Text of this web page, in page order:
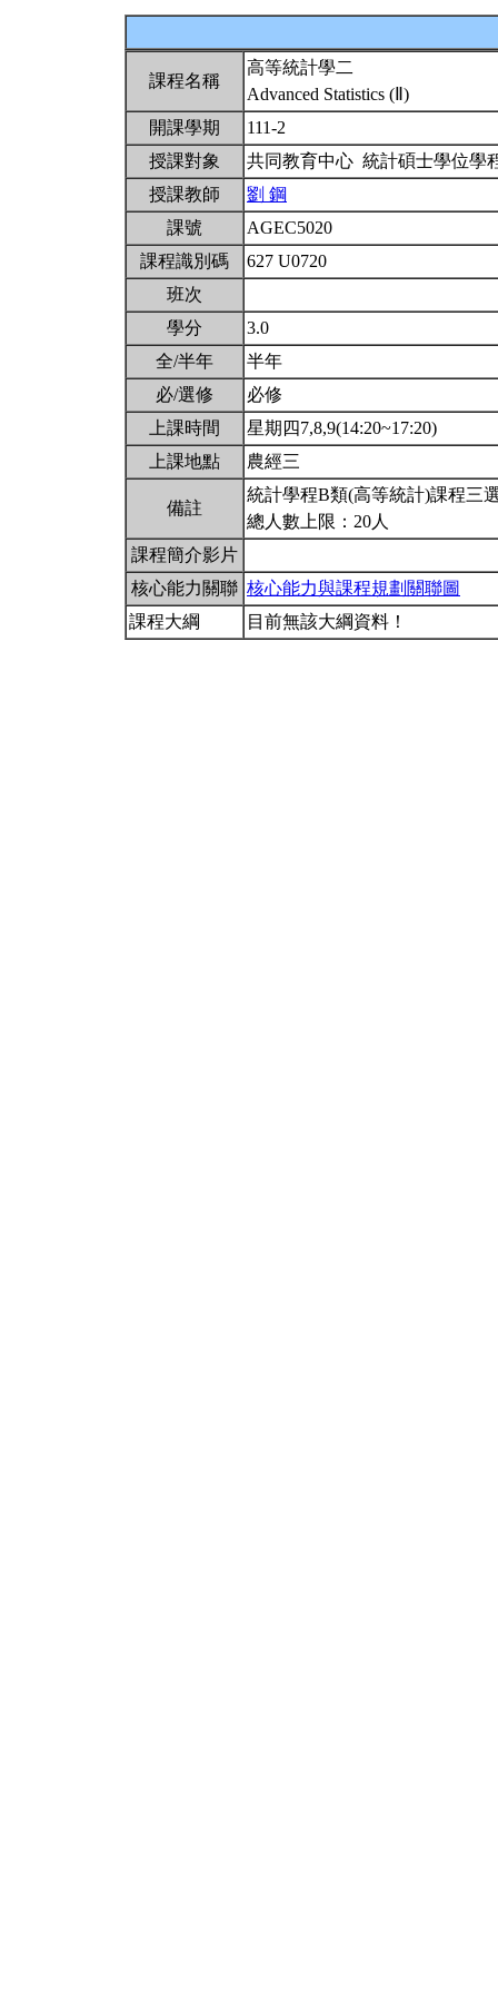
課程名稱
高等統計學二
Advanced Statistics (Ⅱ)
開課學期
111-2
授課對象
共同教育中心 統計碩士學位
授課教師
劉 鋼
課號
AGEC5020
課程識別碼
627 U0720
班次
學分
3.0
全/半年
半年
必/選修
必修
上課時間
星期四7,8,9(14:20~17:20)
上課地點
農經三
備註
統計學程B類(高等統計)課程三
總人數上限：20人
課程簡介影片
核心能力關聯 核心能力與課程規劃關聯圖
課程大綱
目前無該大綱資料！